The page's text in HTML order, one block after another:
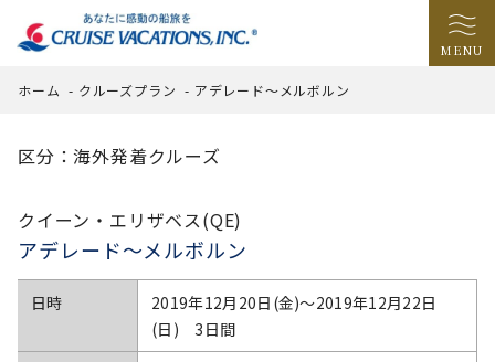
MENU
ホーム - クルーズプラン - アデレード～メルボルン
区分：海外発着クルーズ
クイーン・エリザベス(QE)
アデレード～メルボルン
日時
2019年12月20日(金)〜2019年12月22日
(日) 3日間